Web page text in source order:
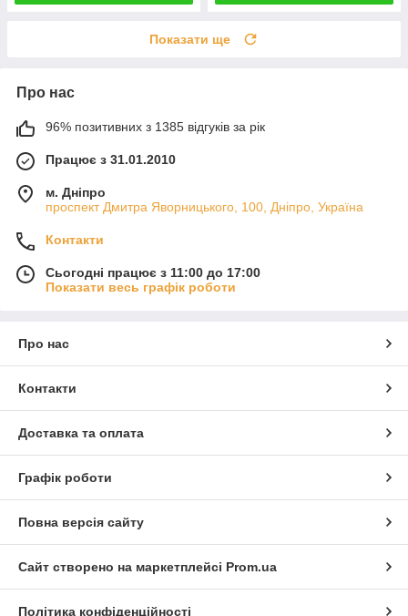
Показати ще
Про нас
96% позитивних з 1385 відгуків за рік
Працює з 31.01.2010
м. Дніпро
проспект Дмитра Яворницького, 100, Дніпро, Україна
Контакти
Сьогодні працює з 11:00 до 17:00
Показати весь графік роботи
Про нас
Контакти
Доставка та оплата
Графік роботи
Повна версія сайту
Сайт створено на маркетплейсі Prom.ua
Політика конфіденційності